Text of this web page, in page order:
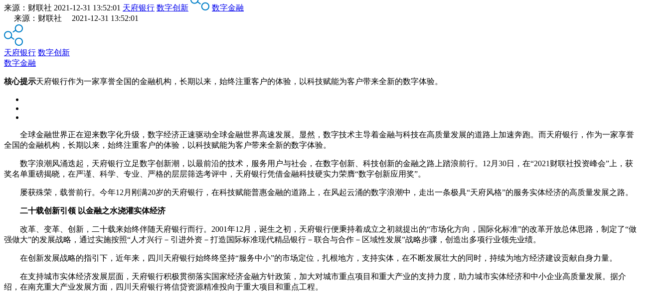
来源： 财联社 2021-12-31 13:52:01 天府银行 数字创新
数字金融
来源：财联社 2021-12-31 13:52:01
天府银行 数字创新
数字金融
核心提示天府银行作为一家享誉全国的金融机构，长期以来，始终注重客户的体验，以科技赋能为客户带来全新的数字体验。
全球金融世界正在迎来数字化升级，数字经济正速驱动全球金融世界高速发展。显然，数字技术主导着金融与科技在高质量发展的道路上加速奔跑。而天府银行，作为一家享誉
全国的金融机构，长期以来，始终注重客户的体验，以科技赋能为客户带来全新的数字体验。
数字浪潮风涌迭起，天府银行立足数字创新潮，以最前沿的技术，服务用户与社会，在数字创新、科技创新的金融之路上踏浪前行。12月30日，在“2021财联社投资峰会”上，获
奖名单重磅揭晓，在严谨、科学、专业、严格的层层筛选考评中，天府银行凭借金融科技硬实力荣膺“数字创新应用奖”。
屡获殊荣，载誉前行。今年12月刚满20岁的天府银行，在科技赋能普惠金融的道路上，在风起云涌的数字浪潮中，走出一条极具“天府风格”的服务实体经济的高质量发展之路。
二十载创新引领 以金融之水浇灌实体经济
改革、变革、创新，二十载来始终伴随天府银行而行。2001年12月，诞生之初，天府银行便秉持着成立之初就提出的“市场化方向，国际化标准”的改革开放总体思路，制定了“做
强做大”的发展战略，通过实施按照“人才兴行－引进外资－打造国际标准现代精品银行－联合与合作－区域性发展”战略步骤，创造出多项行业领先业绩。
在创新发展战略的指引下，近年来，四川天府银行始终终坚持“服务中小”的市场定位，扎根地方，支持实体，在不断发展壮大的同时，持续为地方经济建设贡献自身力量。
在支持城市实体经济发展层面，天府银行积极贯彻落实国家经济金融方针政策，加大对城市重点项目和重大产业的支持力度，助力城市实体经济和中小企业高质量发展。据介
绍，在南充重大产业发展方面，四川天府银行将信贷资源精准投向于重大项目和重点工程。